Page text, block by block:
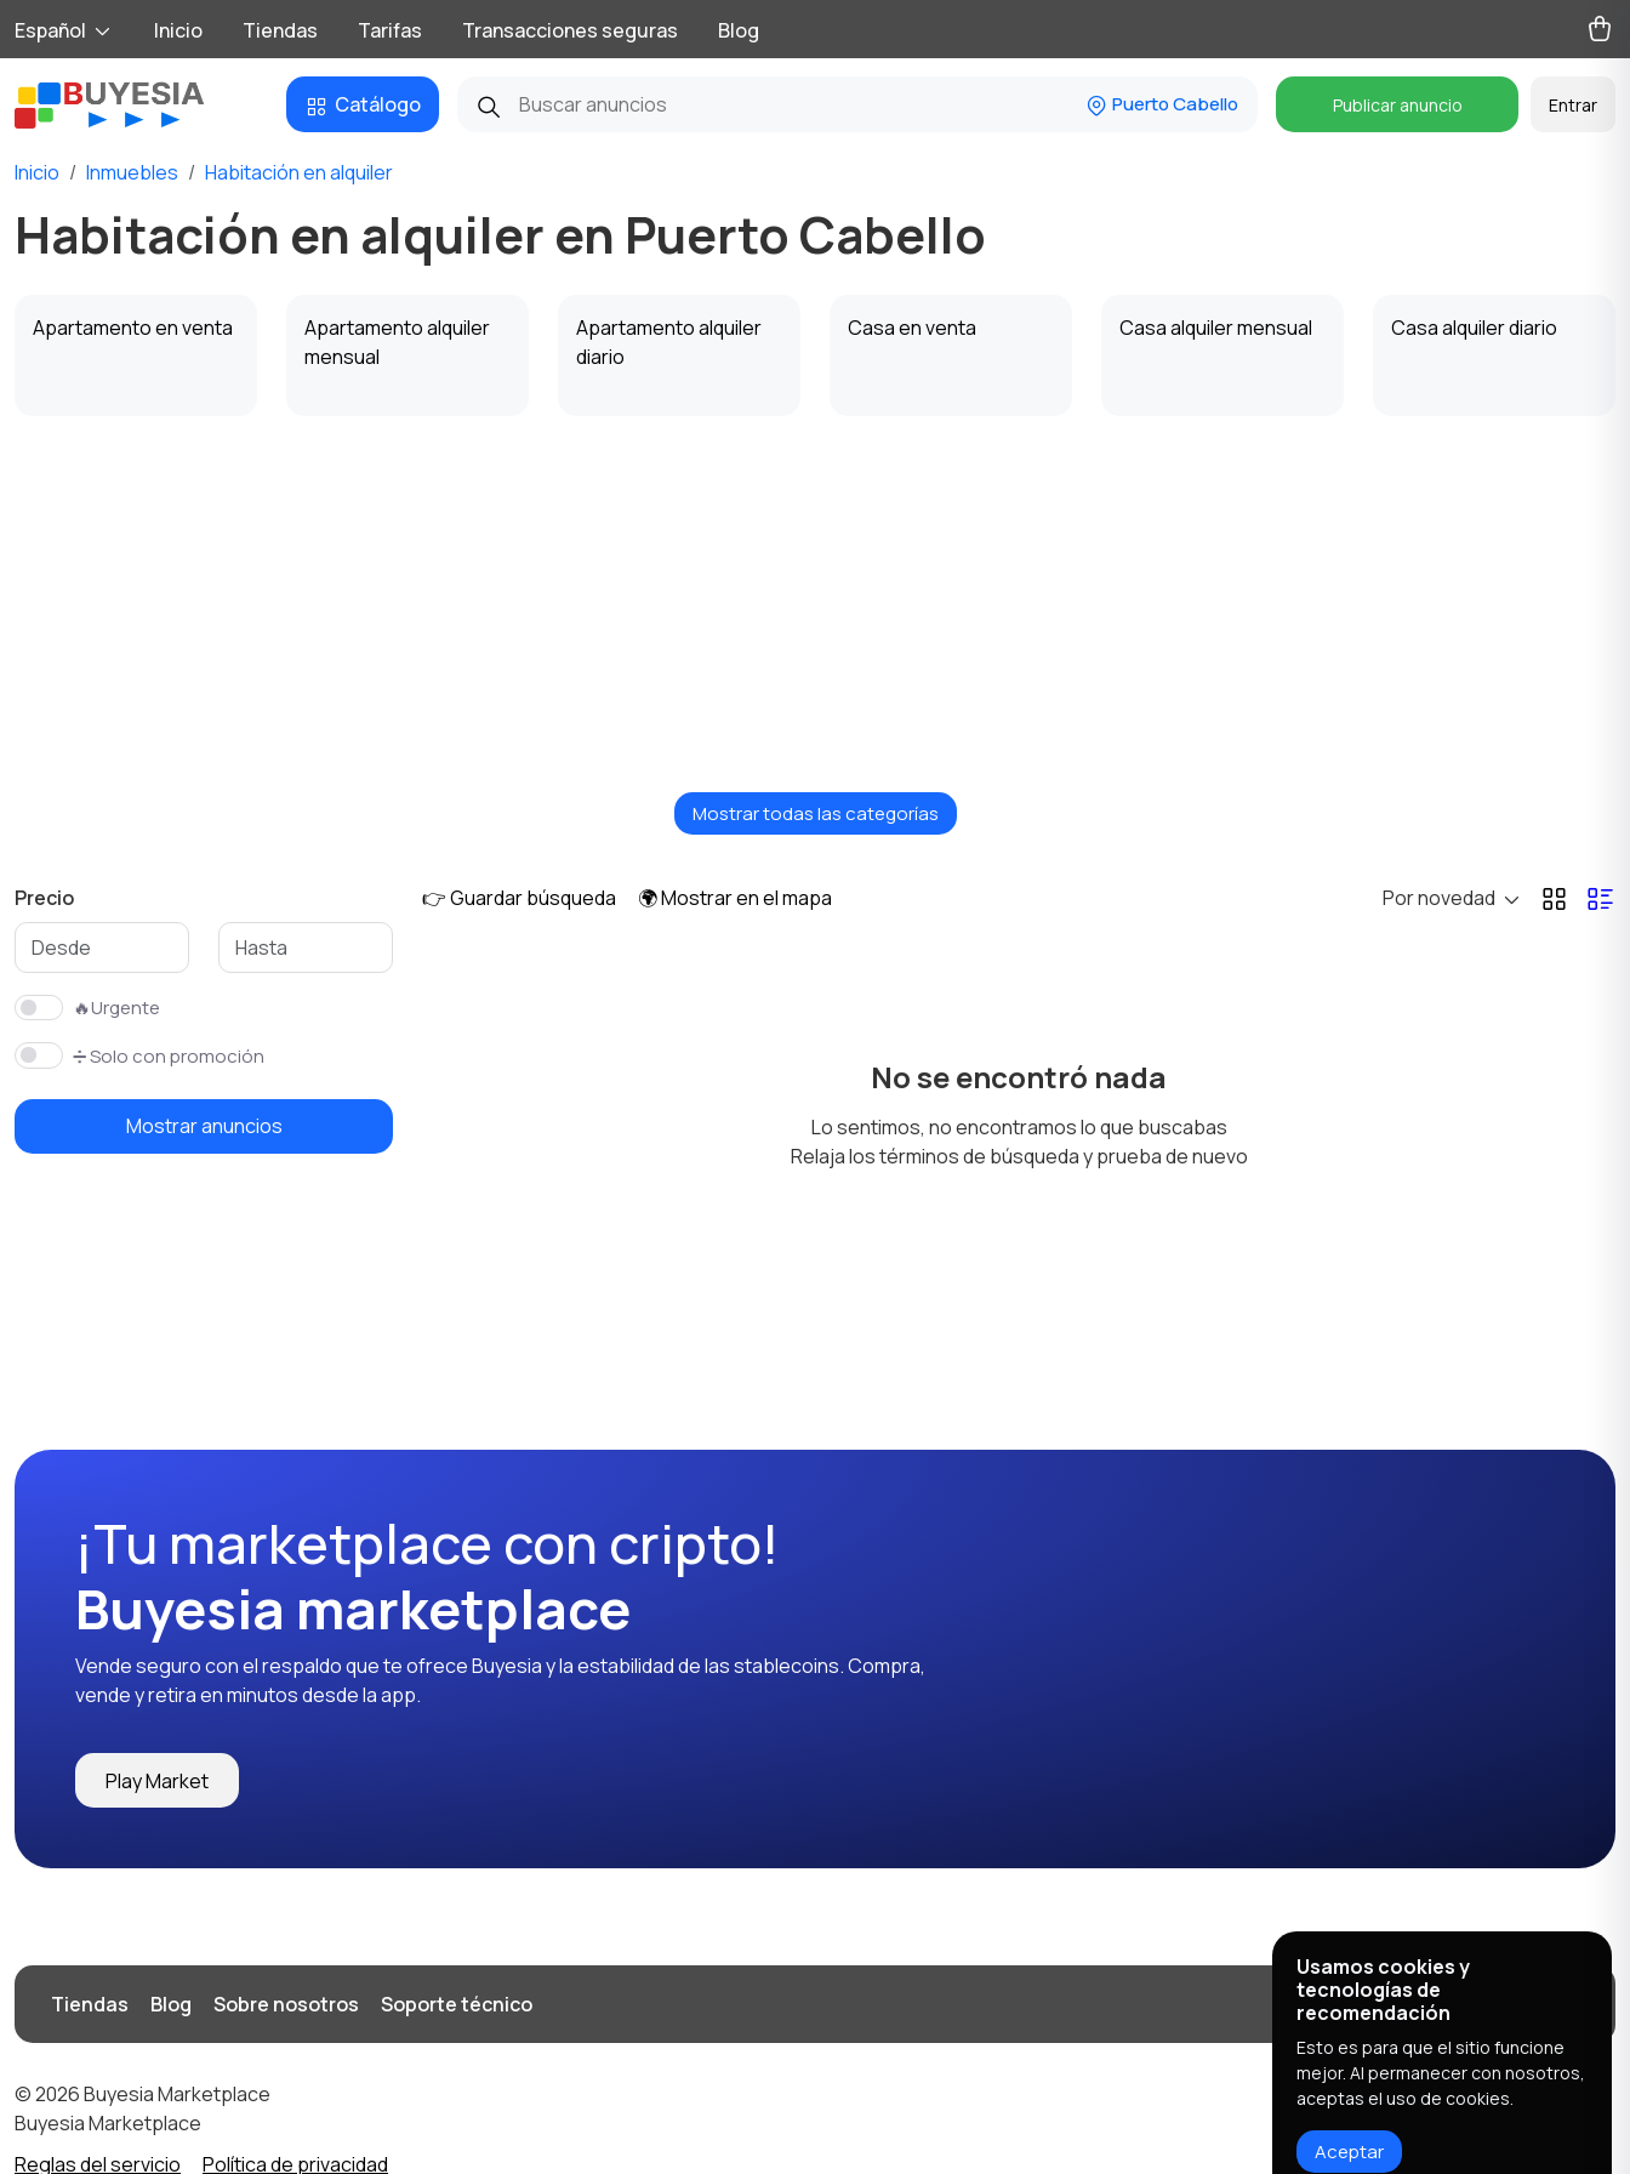
Español Inicio Tiendas Tarifas Transacciones seguras Blog
Catálogo Puerto Cabello Publicar anuncio Entrar
Inicio Inmuebles Habitación en alquiler
Habitación en alquiler en Puerto Cabello
Apartamento en venta
Apartamento alquiler
mensual
Apartamento alquiler
diario
Casa en venta Casa alquiler mensual Casa alquiler diario
Mostrar todas las categorías
Precio
🔥Urgente
➗ Solo con promoción
Mostrar anuncios
👉 Guardar búsqueda 🌍 Mostrar en el mapa Por novedad
No se encontró nada
Lo sentimos, no encontramos lo que buscabas
Relaja los términos de búsqueda y prueba de nuevo
¡Tu marketplace con cripto!
Buyesia marketplace
Vende seguro con el respaldo que te ofrece Buyesia y la estabilidad de las stablecoins. Compra,
vende y retira en minutos desde la app.
Play Market
Tiendas Blog Sobre nosotros Soporte técnico
© 2026 Buyesia Marketplace
Buyesia Marketplace
Reglas del servicio
Política de privacidad
Usamos cookies y
tecnologías de
recomendación
Esto es para que el sitio funcione
mejor. Al permanecer con nosotros,
aceptas el uso de cookies.
Aceptar